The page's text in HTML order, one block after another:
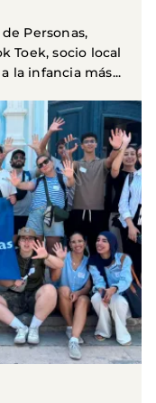
Personas,
Toek, socio local
la infancia más...